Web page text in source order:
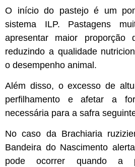
O início do pastejo é um
sistema ILP. Pastagens
apresentar maior
reduzindo a qualidade
o desempenho animal.
Além disso, o excesso de
perfilhamento e afetar a
necessária para a safra
No caso da Brachiaria
Bandeira do Nascimento
pode ocorrer quando a